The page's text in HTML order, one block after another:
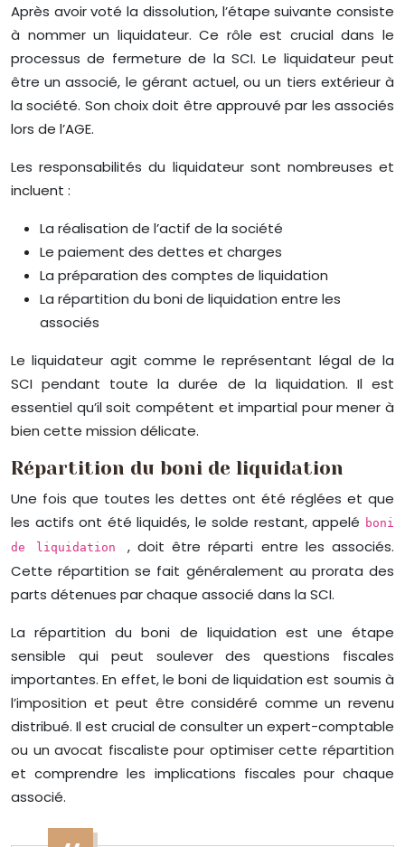
Après avoir voté la dissolution, l’étape suivante consiste
à nommer un liquidateur. Ce rôle est crucial dans le
processus de fermeture de la SCI. Le liquidateur peut
être un associé, le gérant actuel, ou un tiers extérieur à
la société. Son choix doit être approuvé par les associés
lors de l’AGE.
Les responsabilités du liquidateur sont nombreuses et
incluent :
La réalisation de l’actif de la société
Le paiement des dettes et charges
La préparation des comptes de liquidation
La répartition du boni de liquidation entre les
associés
Le liquidateur agit comme le représentant légal de la
SCI pendant toute la durée de la liquidation. Il est
essentiel qu’il soit compétent et impartial pour mener à
bien cette mission délicate.
Répartition du boni de liquidation
Une fois que toutes les dettes ont été réglées et que
les actifs ont été liquidés, le solde restant, appelé boni
de liquidation , doit être réparti entre les associés.
Cette répartition se fait généralement au prorata des
parts détenues par chaque associé dans la SCI.
La répartition du boni de liquidation est une étape
sensible qui peut soulever des questions fiscales
importantes. En effet, le boni de liquidation est soumis à
l’imposition et peut être considéré comme un revenu
distribué. Il est crucial de consulter un expert-comptable
ou un avocat fiscaliste pour optimiser cette répartition
et comprendre les implications fiscales pour chaque
associé.